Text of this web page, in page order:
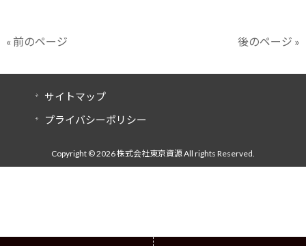
« 前のページ 後のページ »
サイトマップ
プライバシーポリシー
Copyright © 2026 株式会社東京資源 All rights Reserved.